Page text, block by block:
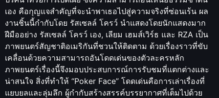
เอง คือกุญแจสำคัญที่จะนำพาเธอไปสู่ความจริงที่ซ่อนเร้น ผล
งานชิ้นนี้กำกับโดย รัสเซลล์ โครว์ นำแสดงโดยนักแสดงมาก
ฝีมืออย่าง รัสเซลล์ โครว์ เอง, เลียม เฮมส์เวิร์ธ และ RZA เป็น
ภาพยนตร์สัญชาติอเมริกันที่ชวนให้ติดตาม ด้วยเรื่องราวที่ขับ
เคลื่อนด้วยความสามารถอันโดดเด่นของตัวละครหลัก
ภาพยนตร์เรื่องนี้จึงมอบประสบการณ์การรับชมที่แตกต่างและ
น่าสนใจ สิ่งที่ทำให้ “Poker Face” โดดเด่นคือการเล่าเรื่องที่
แยบยลและลุ่มลึก ผู้กำกับสร้างสรรค์บรรยากาศที่เต็มไปด้วย